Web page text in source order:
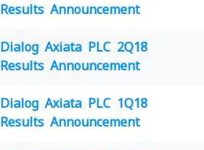
Results Announcement
Dialog Axiata PLC 2Q18
Results Announcement
Dialog Axiata PLC 1Q18
Results Announcement